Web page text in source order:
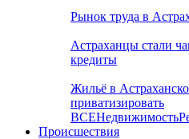
Рынок труда в
Астраханцы стали
кредиты
Жильё в
приватизировать
ВСЕНедвижимость
Происшествия